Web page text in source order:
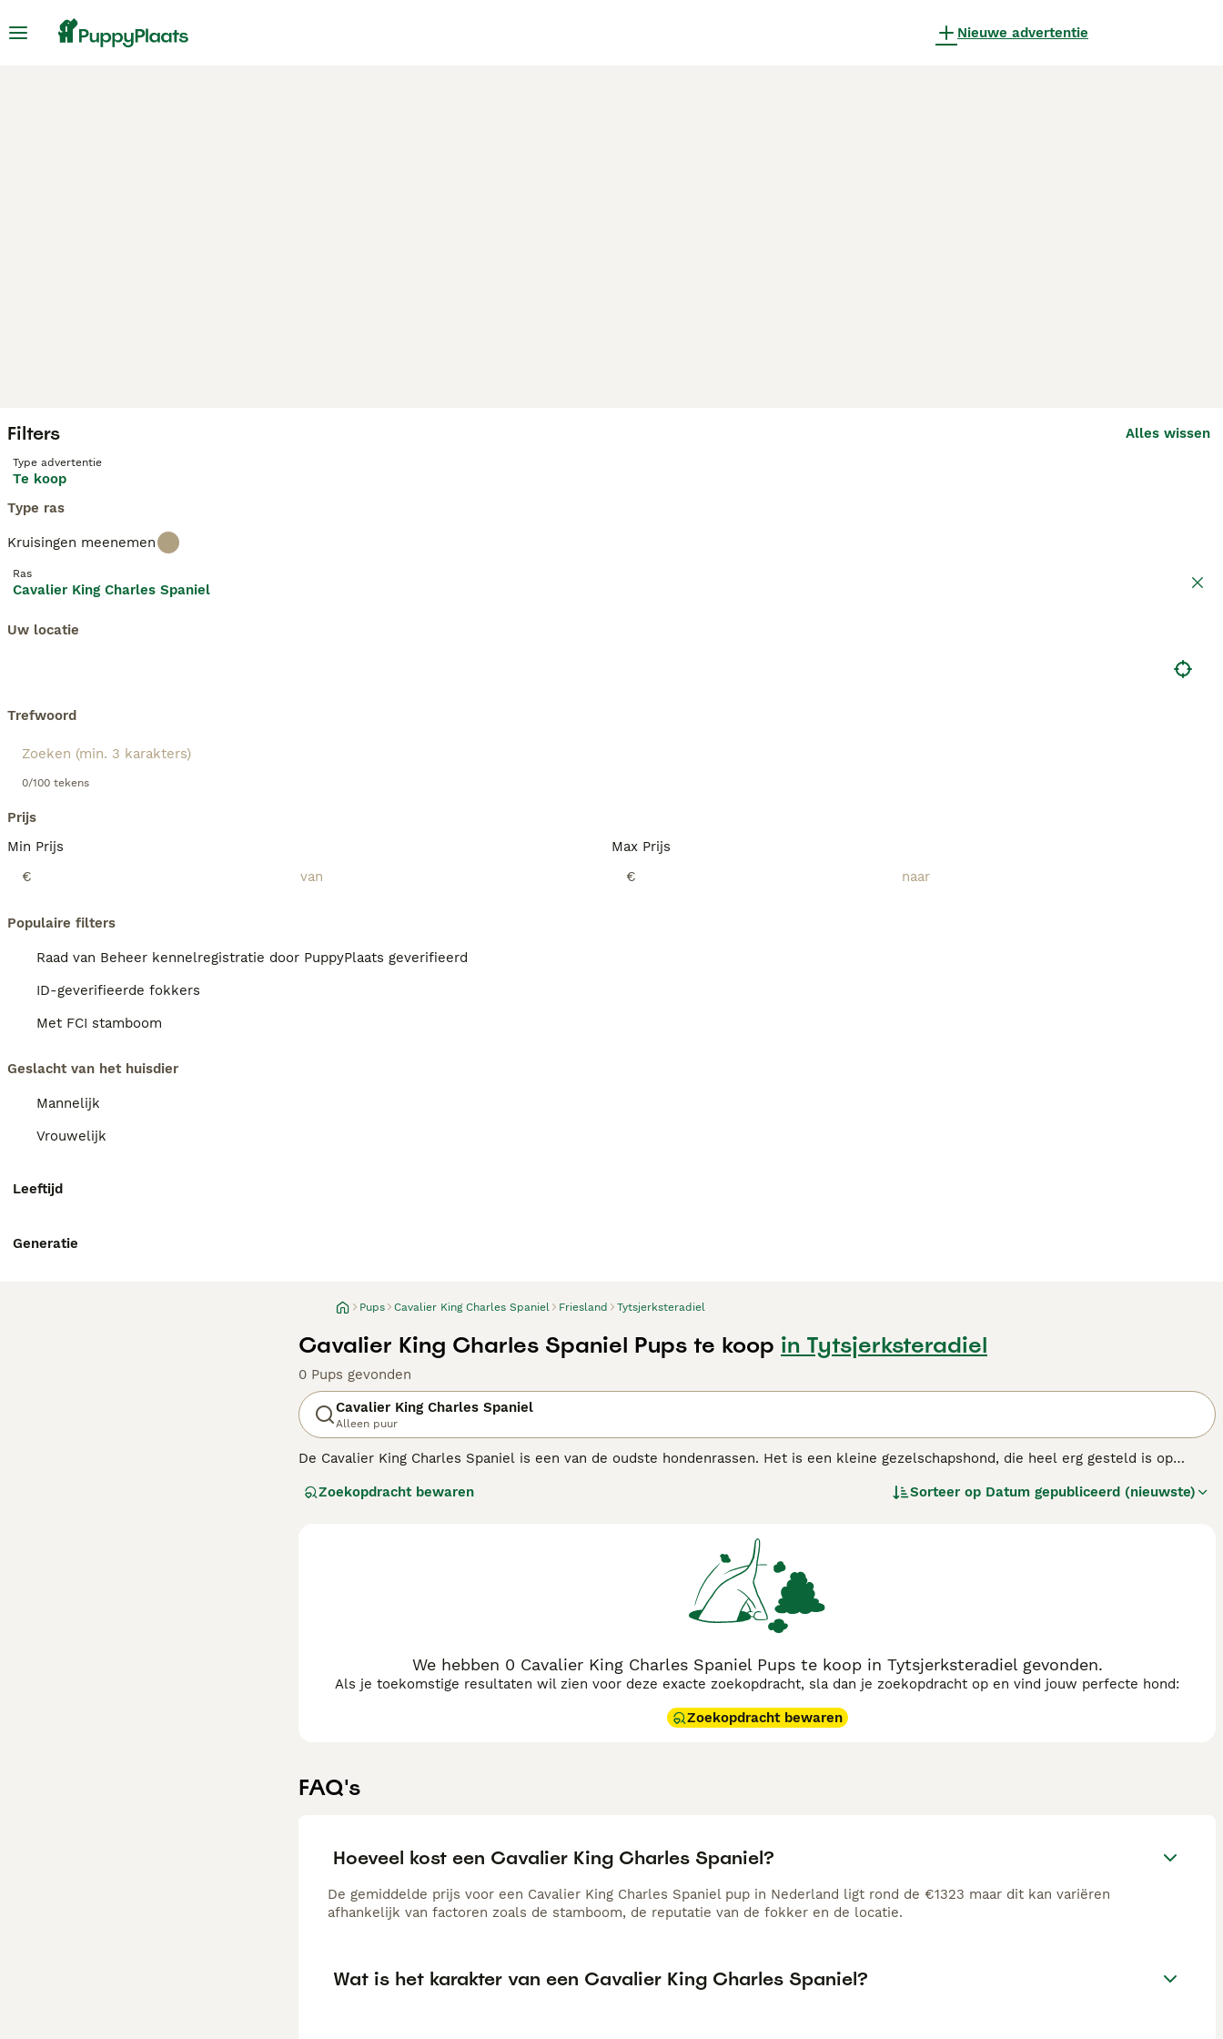
Nieuwe advertentie
Filters Alles wissen
Type advertentie
Te koop
Type ras
Kruisingen meenemen
Ras
Cavalier King Charles Spaniel
Uw locatie
Trefwoord
0/100 tekens
Prijs
Min Prijs
€
Max Prijs
€
Populaire filters
Raad van Beheer kennelregistratie door PuppyPlaats geverifieerd
ID-geverifieerde fokkers
Met FCI stamboom
Geslacht van het huisdier
Mannelijk
Vrouwelijk
Leeftijd
Generatie
Pups Cavalier King Charles Spaniel Friesland Tytsjerksteradiel
Cavalier King Charles Spaniel Pups te koop in Tytsjerksteradiel
0 Pups gevonden
Cavalier King Charles Spaniel
Alleen puur
De Cavalier King Charles Spaniel is een van de oudste hondenrassen. Het is een kleine gezelschapshond, die heel erg gesteld is op
King Charles neven en hebben ook een langere, minder stompe neus.
Zoekopdracht bewaren Sorteer op Datum gepubliceerd (nieuwste)
We hebben 0 Cavalier King Charles Spaniel Pups te koop in Tytsjerksteradiel gevonden.
Als je toekomstige resultaten wil zien voor deze exacte zoekopdracht, sla dan je zoekopdracht op en vind jouw perfecte hond:
Zoekopdracht bewaren
FAQ's
Hoeveel kost een Cavalier King Charles Spaniel?
De gemiddelde prijs voor een Cavalier King Charles Spaniel pup in Nederland ligt rond de €1323 maar dit kan variëren
afhankelijk van factoren zoals de stamboom, de reputatie van de fokker en de locatie.
Wat is het karakter van een Cavalier King Charles Spaniel?